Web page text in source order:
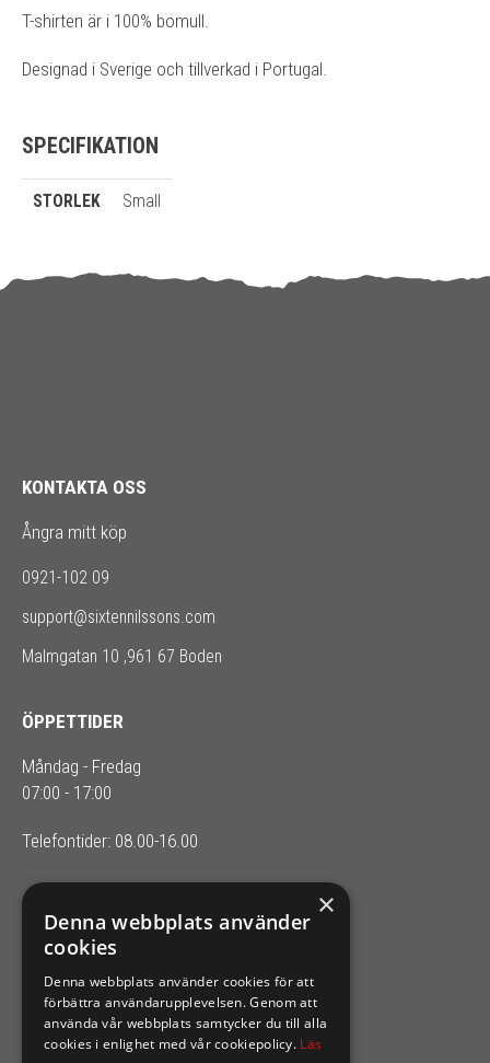
T-shirten är i 100% bomull.
Designad i Sverige och tillverkad i Portugal.
SPECIFIKATION
STORLEK Small
KONTAKTA OSS
Ångra mitt köp
0921-102 09
support@sixtennilssons.com
Malmgatan 10 ,961 67 Boden
ÖPPETTIDER
Måndag - Fredag
07:00 - 17:00
Telefontider: 08.00-16.00
SIXTEN NILSSONS
Organisationsnummer 556164-2652
×
Denna webbplats använder
cookies
Denna webbplats använder cookies för att
förbättra användarupplevelsen. Genom att
använda vår webbplats samtycker du till alla
cookies i enlighet med vår cookiepolicy. Läs